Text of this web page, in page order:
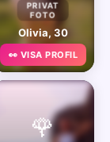
PRIVAT
FOTO
Olivia, 30
👀 VISA PROFIL
🌹